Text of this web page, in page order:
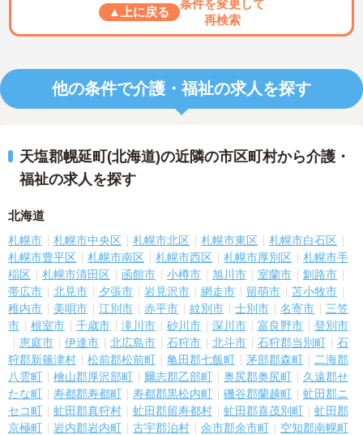
▲上に戻る
条件を変更して
再検索
他の条件で介護・福祉の求人を探す
天塩郡幌延町(北海道)の近隣の市区町村から介護・
福祉の求人を探す
北海道
札幌市 札幌市中央区 札幌市北区 札幌市東区
札幌市白石区
札幌市豊平区
札幌市南区 札幌市西区 札幌市厚別区
札幌市手
稲区
札幌市清田区 函館市 小樽市 旭川市 室蘭市
釧路市
帯広市
北見市 夕張市 岩見沢市 網走市 留萌市
苫小牧市
稚内市
美唄市 江別市 赤平市 紋別市 士別市 名寄市
三笠
市
根室市 千歳市 滝川市 砂川市 深川市 富良野市
登別市
恵庭市
伊達市 北広島市 石狩市 北斗市 石狩郡当別町
石
狩郡新篠津村
松前郡松前町 亀田郡七飯町 茅部郡森町
二海郡
八雲町
檜山郡厚沢部町 爾志郡乙部町 奥尻郡奥尻町
久遠郡せ
たな町
寿都郡寿都町 寿都郡黒松内町 磯谷郡蘭越町
虻田郡ニ
セコ町
虻田郡真狩村 虻田郡留寿都村 虻田郡喜茂別町
虻田郡
京極町
岩内郡岩内町 古宇郡泊村 余市郡余市町
空知郡南幌町